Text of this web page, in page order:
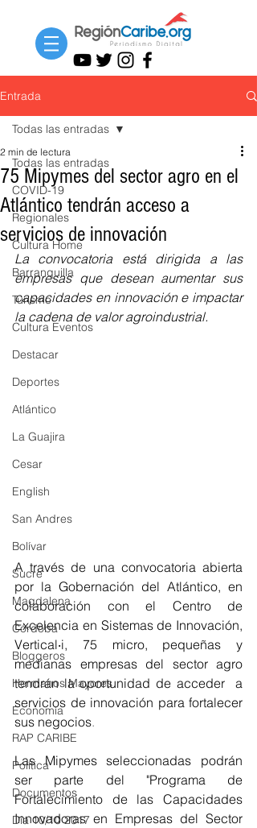
Entrada
Todas las entradas
COVID-19
Regionales
Cultura Home
Barranquilla
Turismo
Cultura Eventos
Destacar
Deportes
Atlántico
La Guajira
Cesar
English
San Andres
Bolívar
Sucre
Magdalena
Córdoba
Bloggeros
Hermanos Mayores
Economía
RAP CARIBE
Política
Documentos
Día 10/10 2017
Todas las entradas
75 Mipymes del sector agro en el
Atlántico tendrán acceso a
servicios de innovación
2 min de lectura
La convocatoria está dirigida a las
empresas que desean aumentar sus
capacidades en innovación e impactar
la cadena de valor agroindustrial.
A través de una convocatoria abierta
por la Gobernación del Atlántico, en
colaboración con el Centro de
Excelencia en Sistemas de Innovación,
Vertical‧i, 75 micro, pequeñas y
medianas empresas del sector agro
tendrán la oportunidad de acceder  a
servicios de innovación para fortalecer
sus negocios.
Las Mipymes seleccionadas podrán
ser parte del "Programa de
Fortalecimiento de las Capacidades
Innovadoras en Empresas del Sector